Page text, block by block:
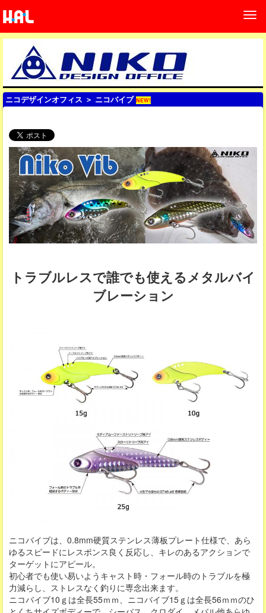
ニコデザインオフィス ＞ ニコバイブ NEW!
トラブルレスで誰でも使えるメタルバイ
ブレーション
ニコバイブは、0.8mm硬質ステンレス薄板プレート仕様で、あら
ゆるスピードにレスポンス良く反応し、キレのあるアクションで
ターゲットにアピール。
初心者でも使い易いようキャスト時・フォール時のトラブルを極
力減らし、ストレスなく釣りに専念出来ます。
ニコバイブ10ｇは全長55ｍｍ、ニコバイブ15ｇは全長56ｍｍのひ